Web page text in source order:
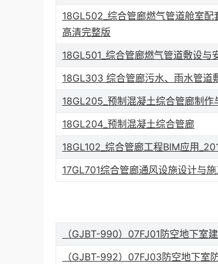
18GL502_综合管廊燃气管道舱室配
高清完整版
18GL501_综合管廊燃气管道敷设与
18GL303 综合管廊污水、雨水管道
18GL205_预制混凝土综合管廊制作
18GL204_预制混凝土综合管廊
18GL102_综合管廊工程BIM应用
17GL701综合管廊通风设施设计与
（GJBT-990）07FJ01防空地下室
（GJBT-992）07FJ03防空地下室